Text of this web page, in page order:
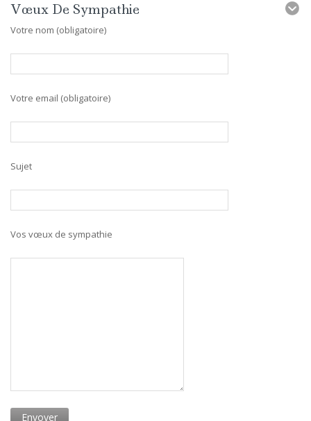
Vœux De Sympathie
Votre nom (obligatoire)
Votre email (obligatoire)
Sujet
Vos vœux de sympathie